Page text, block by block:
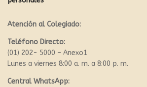
Atención al Colegiado:
Teléfono Directo:
(01) 202- 5000 – Anexo1
Lunes a viernes 8:00 a. m. a 8:00 p. m.
Central WhatsApp: